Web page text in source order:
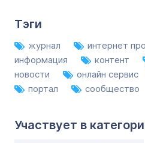
Тэги
журнал
интернет
информация
контент
новости
онлайн сервис
портал
сообщество
Участвует в